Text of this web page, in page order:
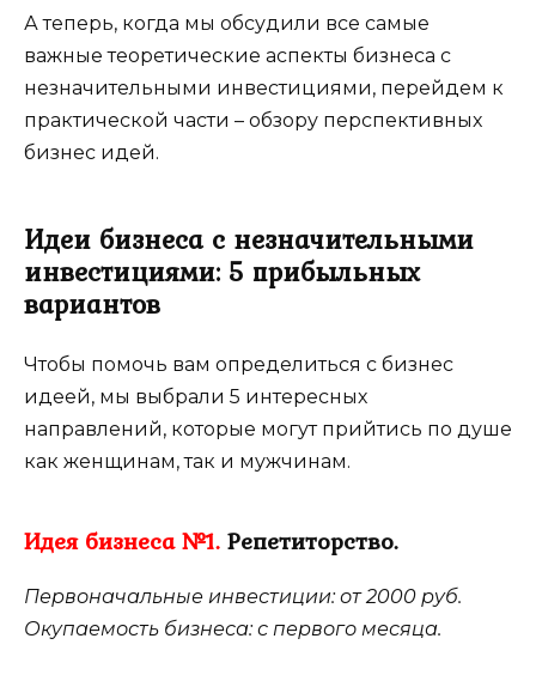
А теперь, когда мы обсудили все самые
важные теоретические аспекты бизнеса с
незначительными инвестициями, перейдем к
практической части – обзору перспективных
бизнес идей.
Идеи бизнеса с незначительными
инвестициями: 5 прибыльных
вариантов
Чтобы помочь вам определиться с бизнес
идеей, мы выбрали 5 интересных
направлений, которые могут прийтись по душе
как женщинам, так и мужчинам.
Идея бизнеса №1. Репетиторство.
Первоначальные инвестиции: от 2000 руб.
Окупаемость бизнеса: с первого месяца.